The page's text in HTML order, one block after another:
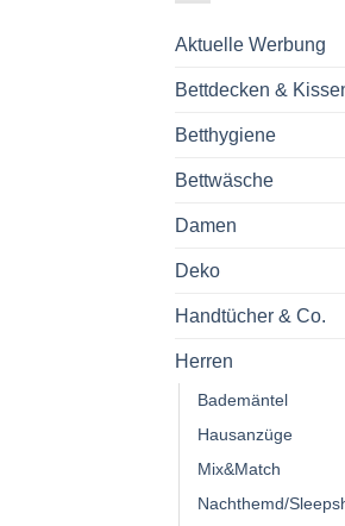
Aktuelle Werbung
Bettdecken &
Betthygiene
Bettwäsche
Damen
Deko
Handtücher & Co.
Herren
Bademäntel
Hausanzüge
Mix&Match
Nachthemd/